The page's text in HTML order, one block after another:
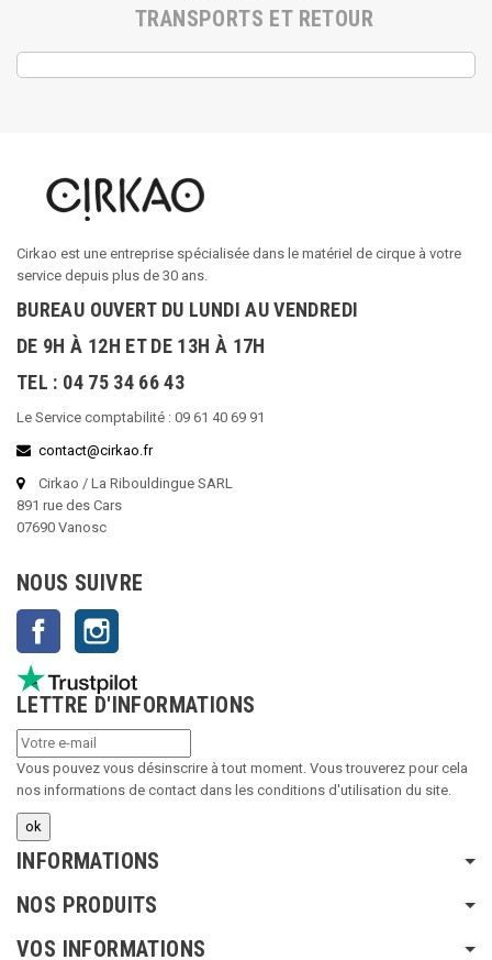
TRANSPORTS ET RETOUR
Cirkao est une entreprise spécialisée dans le matériel de cirque à votre
service depuis plus de 30 ans.
BUREAU OUVERT DU LUNDI AU VENDREDI
DE 9H À 12H ET DE 13H À 17H
TEL : 04 75 34 66 43
Le Service comptabilité : 09 61 40 69 91
contact@cirkao.fr
Cirkao / La Ribouldingue SARL
891 rue des Cars
07690 Vanosc
NOUS SUIVRE
Facebook
LETTRE D'INFORMATIONS
Vous pouvez vous désinscrire à tout moment. Vous trouverez pour cela
nos informations de contact dans les conditions d'utilisation du site.
INFORMATIONS
NOS PRODUITS
VOS INFORMATIONS